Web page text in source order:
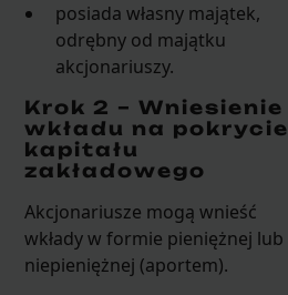
posiada własny majątek,
odrębny od majątku
akcjonariuszy.
Krok 2 – Wniesienie
wkładu na pokrycie
kapitału
zakładowego
Akcjonariusze mogą wnieść
wkłady w formie pieniężnej lub
niepieniężnej (aportem).